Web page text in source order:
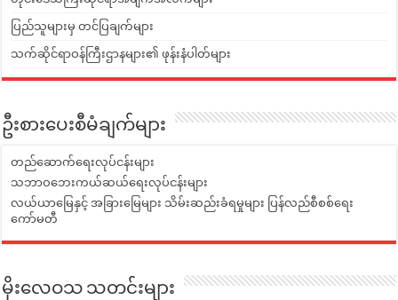
ပြည်သူများမှ တင်ပြချက်များ
သက်ဆိုင်ရာဝန်ကြီးဌာနများ၏ ဖုန်းနံပါတ်များ
ဦးစားပေးစီမံချက်များ
တည်ဆောက်ရေးလုပ်ငန်းများ
သဘာဝဘေးကယ်ဆယ်ရေးလုပ်ငန်းများ
လယ်ယာမြေနှင့် အခြားမြေများ သိမ်းဆည်းခံရမှုများ ပြန်လည်စီစစ်ရေး
ကော်မတီ
မိုးလေဝသ သတင်းများ